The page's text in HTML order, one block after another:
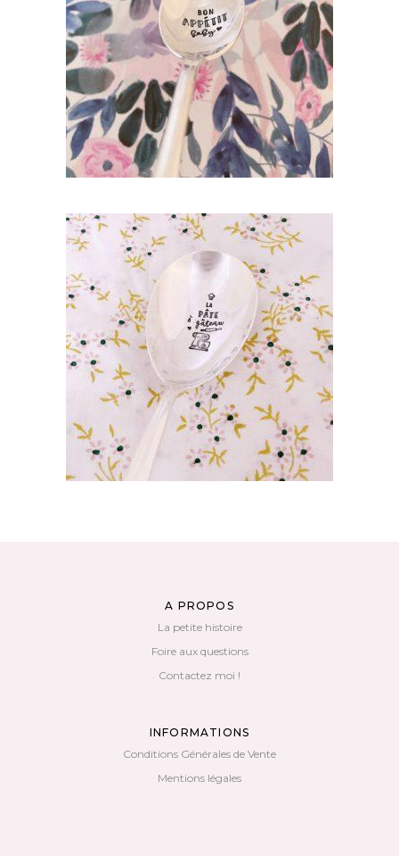
CUILLÈRE ATYPIQUE GRAVÉE VINTAGE :
BON APPÉTIT BABY
35,00€
AJOUTER AU PANIER
GRANDE CUILLÈRE À SERVIR GRAVÉE
VINTAGE : LA PÂTE À GÂTEAU
55,00€
AJOUTER AU PANIER
A PROPOS
La petite histoire
Foire aux questions
Contactez moi !
INFORMATIONS
Conditions Générales de Vente
Mentions légales